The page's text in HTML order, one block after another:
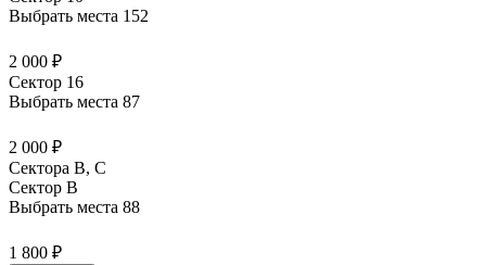
Выбрать места 152
2 000 ₽
Сектор 16
Выбрать места 87
2 000 ₽
Сектора B, С
Сектор B
Выбрать места 88
1 800 ₽